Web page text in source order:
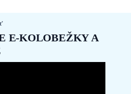
E-KOLOBEŽKY A